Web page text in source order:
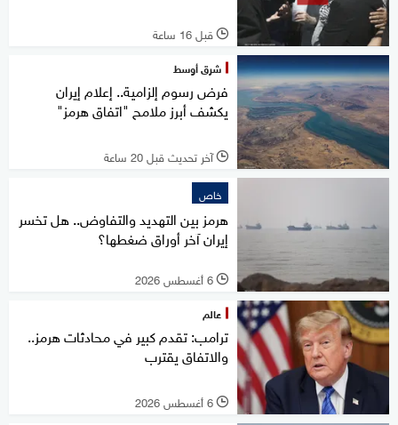
l قبل 16 ساعة
شرق أوسط
فرض رسوم إلزامية.. إعلام إيران
يكشف أبرز ملامح "اتفاق هرمز"
l آخر تحديث قبل 20 ساعة
خاص
هرمز بين التهديد والتفاوض.. هل تخسر
إيران آخر أوراق ضغطها؟
l 6 أغسطس 2026
عالم
ترامب: تقدم كبير في محادثات هرمز..
والاتفاق يقترب
l 6 أغسطس 2026